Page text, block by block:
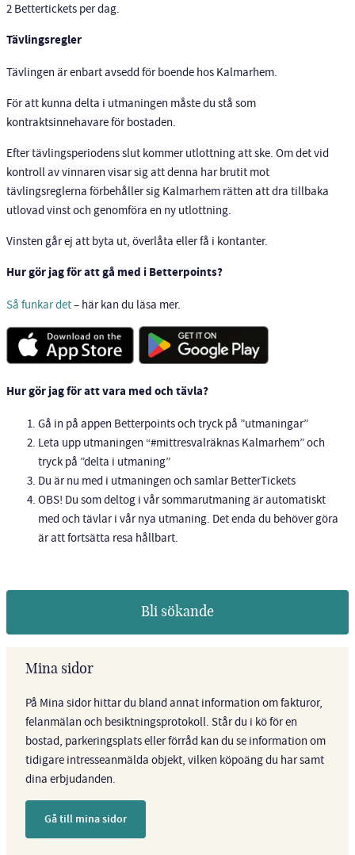
2 Bettertickets per dag.
Tävlingsregler
Tävlingen är enbart avsedd för boende hos Kalmarhem.
För att kunna delta i utmaningen måste du stå som
kontraktsinnehavare för bostaden.
Efter tävlingsperiodens slut kommer utlottning att ske. Om det vid
kontroll av vinnaren visar sig att denna har brutit mot
tävlingsreglerna förbehåller sig Kalmarhem rätten att dra tillbaka
utlovad vinst och genomföra en ny utlottning.
Vinsten går ej att byta ut, överlåta eller få i kontanter.
Hur gör jag för att gå med i Betterpoints?
Så funkar det– här kan du läsa mer.
Hur gör jag för att vara med och tävla?
Gå in på appen Betterpoints och tryck på ”utmaningar”
Leta upp utmaningen “#mittresvalräknas Kalmarhem” och
tryck på ”delta i utmaning”
Du är nu med i utmaningen och samlar BetterTickets
OBS! Du som deltog i vår sommarutmaning är automatiskt
med och tävlar i vår nya utmaning. Det enda du behöver göra
är att fortsätta resa hållbart.
Bli sökande
Mina sidor
På Mina sidor hittar du bland annat information om fakturor,
felanmälan och besiktningsprotokoll. Står du i kö för en
bostad, parkeringsplats eller förråd kan du se information om
tidigare intresseanmälda objekt, vilken köpoäng du har samt
dina erbjudanden.
Gå till mina sidor